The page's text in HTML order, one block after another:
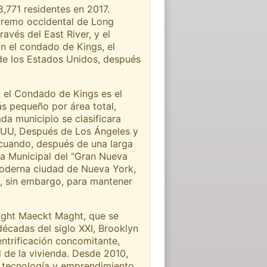
residentes en 2017.
occidental de Long
del East River, y el
el condado de Kings, el
los Estados Unidos, después
Condado de Kings es el
pequeño por área total,
municipio se clasificara
Después de Los Ángeles y
después de una larga
Municipal del "Gran Nueva
ciudad de Nueva York,
embargo, para mantener
Maeckt Maght, que se
del siglo XXI, Brooklyn
concomitante,
la vivienda. Desde 2010,